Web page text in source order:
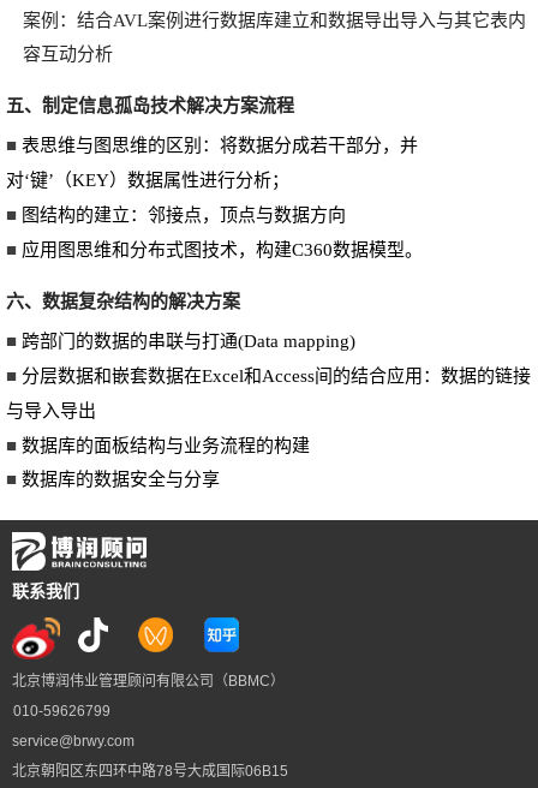
案例：结合AVL案例进行数据库建立和数据导出导入与其它表内
容互动分析
五、制定信息孤岛技术解决方案流程
■ 表思维与图思维的区别：将数据分成若干部分，并
对‘键’（KEY）数据属性进行分析；
■ 图结构的建立：邻接点，顶点与数据方向
■ 应用图思维和分布式图技术，构建C360数据模型。
六、数据复杂结构的解决方案
■ 跨部门的数据的串联与打通(Data mapping)
■ 分层数据和嵌套数据在Excel和Access间的结合应用：数据的链接
与导入导出
■ 数据库的面板结构与业务流程的构建
■ 数据库的数据安全与分享
联系我们
北京博润伟业管理顾问有限公司（BBMC）
010-59626799
service@brwy.com
北京朝阳区东四环中路78号大成国际06B15